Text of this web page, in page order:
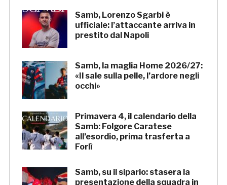
Samb, Lorenzo Sgarbi è
ufficiale: l’attaccante arriva in
prestito dal Napoli
Samb, la maglia Home 2026/27:
«Il sale sulla pelle, l’ardore negli
occhi»
Primavera 4, il calendario della
Samb: Folgore Caratese
all’esordio, prima trasferta a
Forlì
Samb, su il sipario: stasera la
presentazione della squadra in